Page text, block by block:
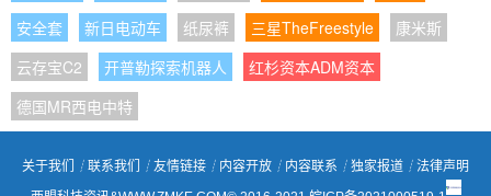
安全套
新日电动车 纸尿裤 三星TheFreestyle
康米斯
云存宝C2
开普勒探索机器人
红杉资本ADM资本
德国MR西电中特
关于我们 ┊ 联系我们 ┊ 友情链接 ┊ 内容开放 ┊ 内容联系 ┊ 独家报道 ┊ 法律声明